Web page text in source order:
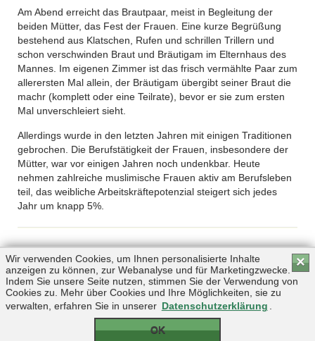
Am Abend erreicht das Brautpaar, meist in Begleitung der
beiden Mütter, das Fest der Frauen. Eine kurze Begrüßung
bestehend aus Klatschen, Rufen und schrillen Trillern und
schon verschwinden Braut und Bräutigam im Elternhaus des
Mannes. Im eigenen Zimmer ist das frisch vermählte Paar zum
allerersten Mal allein, der Bräutigam übergibt seiner Braut die
machr (komplett oder eine Teilrate), bevor er sie zum ersten
Mal unverschleiert sieht.
Allerdings wurde in den letzten Jahren mit einigen Traditionen
gebrochen. Die Berufstätigkeit der Frauen, insbesondere der
Mütter, war vor einigen Jahren noch undenkbar. Heute
nehmen zahlreiche muslimische Frauen aktiv am Berufsleben
teil, das weibliche Arbeitskräftepotenzial steigert sich jedes
Jahr um knapp 5%.
Copyright © 2026 by Triplemind GmbH
×
Wir verwenden Cookies, um Ihnen personalisierte Inhalte
anzeigen zu können, zur Webanalyse und für Marketingzwecke.
Indem Sie unsere Seite nutzen, stimmen Sie der Verwendung von
Cookies zu. Mehr über Cookies und Ihre Möglichkeiten, sie zu
verwalten, erfahren Sie in unserer
Datenschutzerklärung
OK